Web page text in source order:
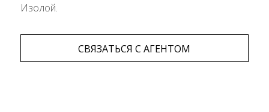
Изолой.
СВЯЗАТЬСЯ С АГЕНТОМ